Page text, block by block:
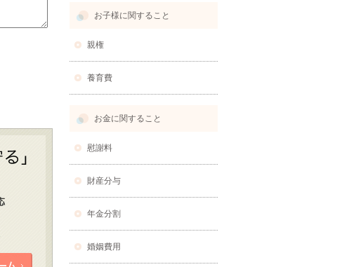
お子様に関すること
親権
養育費
お金に関すること
慰謝料
財産分与
年金分割
婚姻費用